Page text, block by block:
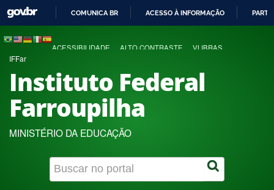
COMUNICA BR ACESSO À INFORMAÇÃO
ACESSIBILIDADE ALTO CONTRASTE VLIBRAS
IFFar
Instituto Federal
Farroupilha
MINISTÉRIO DA EDUCAÇÃO